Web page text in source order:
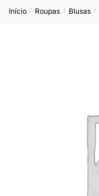
Início / Roupas / Blusas /